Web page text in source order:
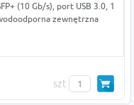
(10 Gb/s), port USB 3.0, 1
zewnętrzna
szt